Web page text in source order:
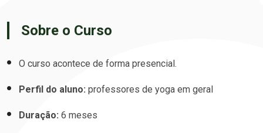
Sobre o Curso
O curso acontece de forma presencial.
Perfil do aluno: professores de yoga em geral
Duração: 6 meses